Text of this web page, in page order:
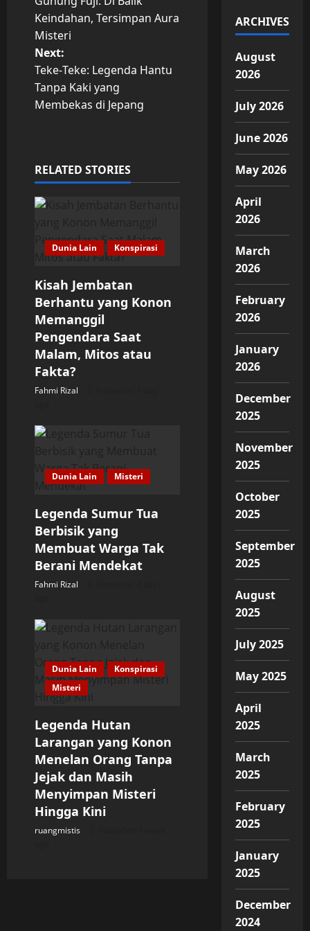
o
s
t
n
v
i
a
t
i
o
n
Keindahan, Tersimpan Aura
Misteri
Next:
Teke‑Teke: Legenda Hantu
Tanpa Kaki yang
Membekas di Jepang
RELATED STORIES
Dunia Lain Konspirasi
Kisah Jembatan
Berhantu yang Konon
Memanggil
Pengendara Saat
Malam, Mitos atau
Fakta?
Fahmi Rizal
Dunia Lain Misteri
Legenda Sumur Tua
Berbisik yang
Membuat Warga Tak
Berani Mendekat
Fahmi Rizal
Dunia Lain
Konspirasi
Misteri
Legenda Hutan
Larangan yang Konon
Menelan Orang Tanpa
Jejak dan Masih
Menyimpan Misteri
Hingga Kini
ruangmistis
ARCHIVES
August
2026
July 2026
June 2026
May 2026
April
2026
March
2026
February
2026
January
2026
December
2025
November
2025
October
2025
September
2025
August
2025
July 2025
May 2025
April
2025
March
2025
February
2025
January
2025
December
2024